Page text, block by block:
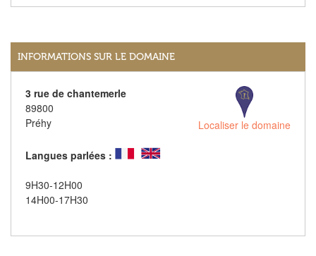
INFORMATIONS SUR LE DOMAINE
3 rue de chantemerle
89800
Préhy
Localiser le domaine
Langues parlées :
9H30-12H00
14H00-17H30